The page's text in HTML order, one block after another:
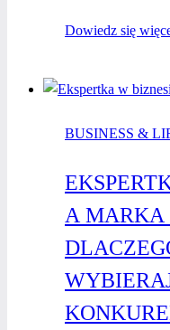
Dowiedz się
BUSINESS &
A MARKA